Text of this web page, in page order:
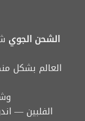
الشحن الجوي
العالم بشكل
الفلبين —